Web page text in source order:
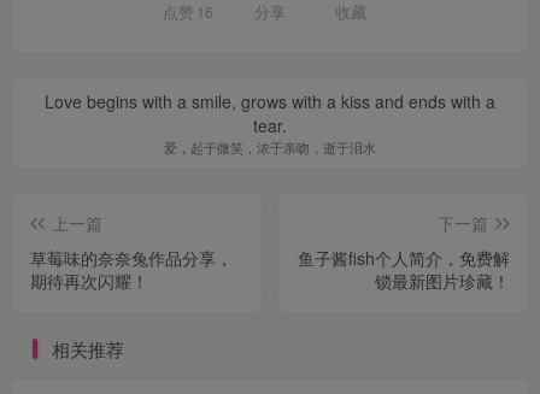
点赞 16 分享 收藏
Love begins with a smile, grows with a kiss and ends with a
tear.
爱，起于微笑，浓于亲吻，逝于泪水
上一篇
草莓味的奈奈兔作品分享，
期待再次闪耀！
下一篇
鱼子酱fish个人简介，免费解
锁最新图片珍藏！
相关推荐